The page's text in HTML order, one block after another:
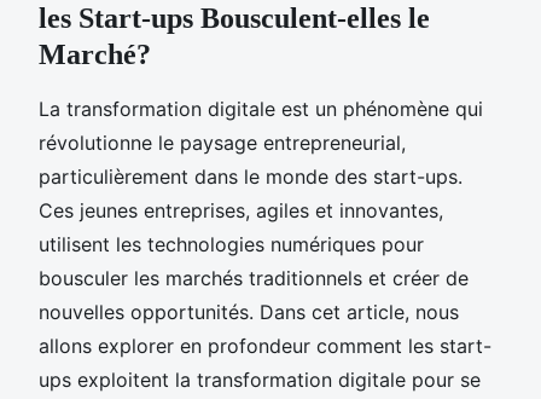
les Start-ups Bousculent-elles le
Marché?
La transformation digitale est un phénomène qui
révolutionne le paysage entrepreneurial,
particulièrement dans le monde des start-ups.
Ces jeunes entreprises, agiles et innovantes,
utilisent les technologies numériques pour
bousculer les marchés traditionnels et créer de
nouvelles opportunités. Dans cet article, nous
allons explorer en profondeur comment les start-
ups exploitent la transformation digitale pour se